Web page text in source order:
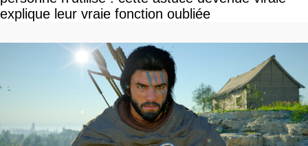
explique leur vraie fonction oubliée